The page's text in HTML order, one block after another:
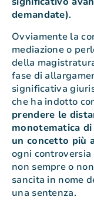
demandate).
Ovviamente la
mediazione o
della
fase di
significativa
che ha indotto
prendere le
monotematica
un concetto più
ogni
non sempre o
sancita in nome
una sentenza.